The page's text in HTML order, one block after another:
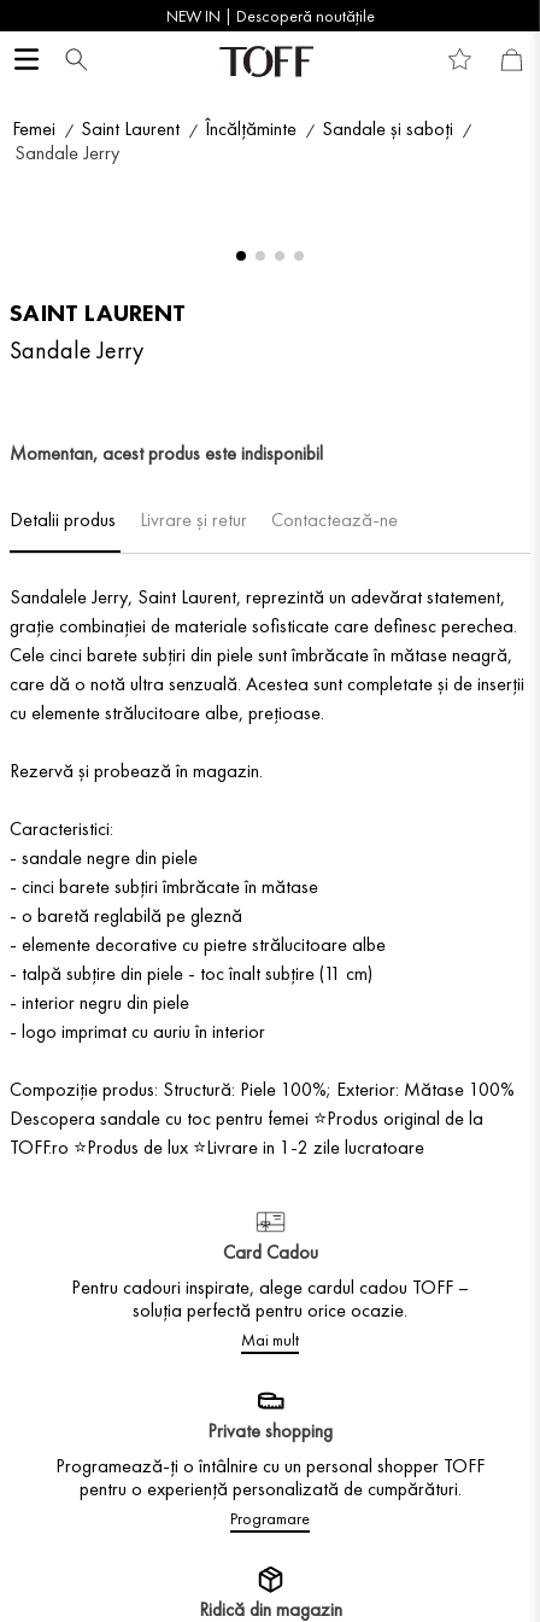
NEW IN | Descoperă noutățile
Femei Saint Laurent Încălțăminte
Sandale și saboți
Sandale Jerry
SAINT LAURENT
Sandale Jerry
Momentan, acest produs este indisponibil
Detalii produs Livrare și retur Contactează-ne
Sandalele Jerry, Saint Laurent, reprezintă un adevărat statement,
grație combinației de materiale sofisticate care definesc perechea.
Cele cinci barete subțiri din piele sunt îmbrăcate în mătase neagră,
care dă o notă ultra senzuală. Acestea sunt completate și de inserții
cu elemente strălucitoare albe, prețioase.
Rezervă și probează în magazin.
Caracteristici:
- sandale negre din piele
- cinci barete subțiri îmbrăcate în mătase
- o baretă reglabilă pe gleznă
- elemente decorative cu pietre strălucitoare albe
- talpă subțire din piele - toc înalt subțire (11 cm)
- interior negru din piele
- logo imprimat cu auriu în interior
Compoziție produs: Structură: Piele 100%; Exterior: Mătase 100%
Descopera sandale cu toc pentru femei ⭐Produs original de la
TOFF.ro ⭐Produs de lux ⭐Livrare in 1-2 zile lucratoare
Card Cadou
Pentru cadouri inspirate, alege cardul cadou TOFF –
soluția perfectă pentru orice ocazie.
Mai mult
Private shopping
Programează-ți o întâlnire cu un personal shopper TOFF
pentru o experiență personalizată de cumpărături.
Programare
Ridică din magazin